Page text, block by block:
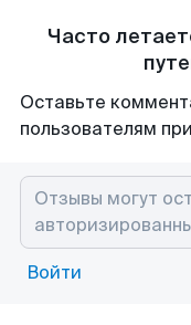
Часто
Оставьте
пользователям
Войти